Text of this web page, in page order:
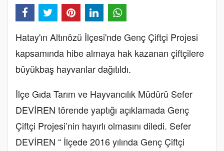
Hatay'ın Altınözü İlçesi'nde Genç Çiftçi Projesi
kapsamında hibe almaya hak kazanan çiftçilere
büyükbaş hayvanlar dağıtıldı.
İlçe Gıda Tarım ve Hayvancılık Müdürü Sefer
DEVİREN törende yaptığı açıklamada Genç
Çiftçi Projesi’nin hayırlı olmasını diledi. Sefer
DEVİREN “ İlçede 2016 yılında Genç Çiftçi